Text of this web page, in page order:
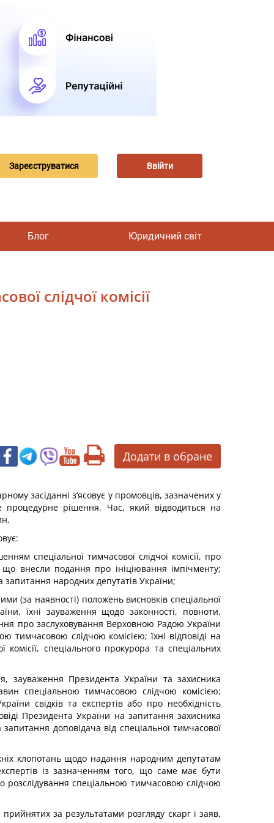
Зареєструватися Ввійти
Блог Юридичний світ
слідчої комісії
Додати в обране
засіданні з’ясовує у промовців, зазначених у
процедурне рішення. Час, який відводиться на
спеціальної тимчасової слідчої комісії, про
що внесли подання про ініціювання імпічменту;
запитання народних депутатів України;
(за наявності) положень висновків спеціальної
їхні зауваження щодо законності, повноти,
про заслуховування Верховною Радою України
тимчасовою слідчою комісією; їхні відповіді на
спеціального прокурора та спеціальних
зауваження Президента України та захисника
спеціальною тимчасовою слідчою комісією;
свідків та експертів або про необхідність
Президента України на запитання захисника
доповідача від спеціальної тимчасової
клопотань щодо надання народним депутатам
із зазначенням того, що саме має бути
розслідування спеціальною тимчасовою слідчою
прийнятих за результатами розгляду скарг і заяв,